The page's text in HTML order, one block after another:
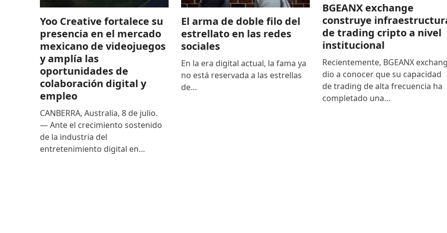
Yoo Creative fortalece su
presencia en el mercado
mexicano de videojuegos
y amplía las
oportunidades de
colaboración digital y
empleo
CANBERRA, Australia, 8 de julio.
— Ante el crecimiento sostenido
de la industria del
entretenimiento digital en…
El arma de doble filo del
estrellato en las redes
sociales
En la era digital actual, la fama ya
no está reservada a las estrellas
de…
BGEANX exchange
construye
de trading cripto a nivel
institucional
Recientemente, BGEANX
dio a conocer que su capacidad
de trading de alta frecuencia ha
completado una…